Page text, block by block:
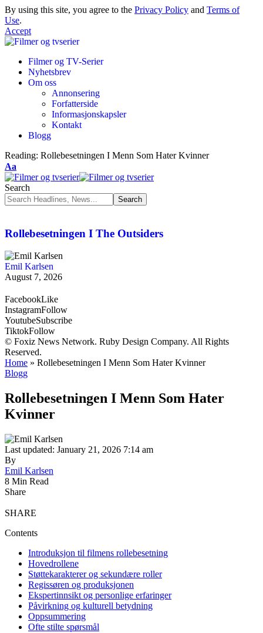
By using this site, you agree to the Privacy Policy and Terms of
Use.
Accept
Filmer og TV-Serier
Nyhetsbrev
Om oss
Annonsering
Forfatterside
Informasjonskapsler
Kontakt
Blogg
Reading: Rollebesetningen I Menn Som Hater Kvinner
Aa
Search
Rollebesetningen I The Outsiders
Emil Karlsen
August 7, 2026
FacebookLike
InstagramFollow
YoutubeSubscribe
TiktokFollow
© Foxiz News Network. Ruby Design Company. All Rights
Reserved.
Home » Rollebesetningen I Menn Som Hater Kvinner
Blogg
Rollebesetningen I Menn Som Hater
Kvinner
Last updated: January 21, 2026 7:14 am
By
Emil Karlsen
8 Min Read
Share
SHARE
Contents
Introduksjon til filmens rollebesetning
Hovedrollene
Støttekarakterer og sekundære roller
Regissøren og produksjonen
Ekspertinnsikt og personlige erfaringer
Påvirkning og kulturell betydning
Oppsummering
Ofte stilte spørsmål